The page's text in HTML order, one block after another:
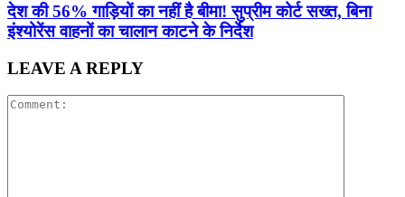
देश की 56% गाड़ियों का नहीं है बीमा! सुप्रीम कोर्ट सख्त, बिना
इंश्योरेंस वाहनों का चालान काटने के निर्देश
LEAVE A REPLY